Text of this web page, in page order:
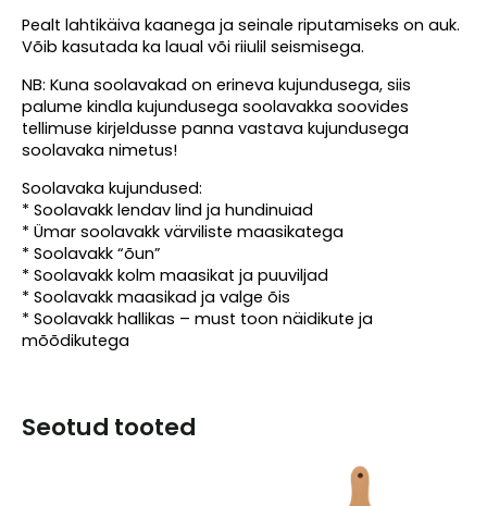
Pealt lahtikäiva kaanega ja seinale riputamiseks on auk.
Võib kasutada ka laual või riiulil seismisega.
NB: Kuna soolavakad on erineva kujundusega, siis
palume kindla kujundusega soolavakka soovides
tellimuse kirjeldusse panna vastava kujundusega
soolavaka nimetus!
Soolavaka kujundused:
* Soolavakk lendav lind ja hundinuiad
* Ümar soolavakk värviliste maasikatega
* Soolavakk “õun”
* Soolavakk kolm maasikat ja puuviljad
* Soolavakk maasikad ja valge õis
* Soolavakk hallikas – must toon näidikute ja
mõõdikutega
Seotud tooted